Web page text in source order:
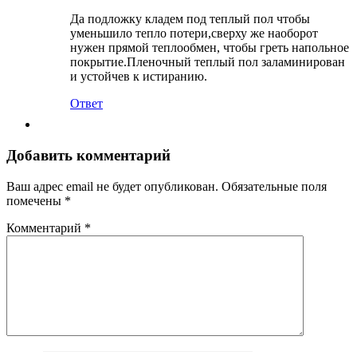
Да подложку кладем под теплый пол чтобы
уменьшило тепло потери,сверху же наоборот
нужен прямой теплообмен, чтобы греть напольное
покрытие.Пленочный теплый пол заламинирован
и устойчев к истиранию.
Ответ
Добавить комментарий
Ваш адрес email не будет опубликован. Обязательные поля
помечены *
Комментарий *